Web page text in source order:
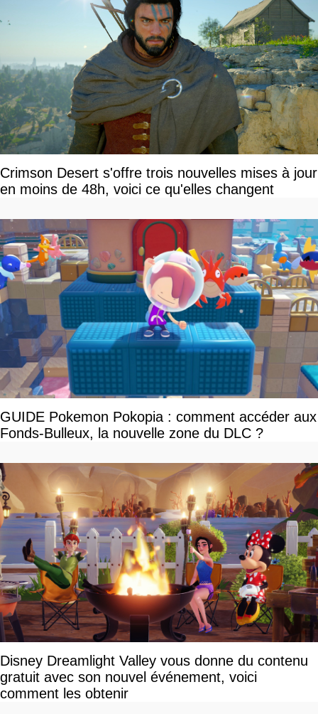
Crimson Desert s'offre trois nouvelles mises à jour
en moins de 48h, voici ce qu'elles changent
GUIDE Pokemon Pokopia : comment accéder aux
Fonds-Bulleux, la nouvelle zone du DLC ?
Disney Dreamlight Valley vous donne du contenu
gratuit avec son nouvel événement, voici
comment les obtenir